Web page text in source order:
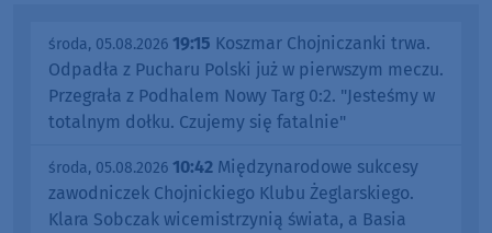
środa, 05.08.2026 19:15 Koszmar Chojniczanki trwa.
Odpadła z Pucharu Polski już w pierwszym meczu.
Przegrała z Podhalem Nowy Targ 0:2. "Jesteśmy w
totalnym dołku. Czujemy się fatalnie"
środa, 05.08.2026 10:42 Międzynarodowe sukcesy
zawodniczek Chojnickiego Klubu Żeglarskiego.
Klara Sobczak wicemistrzynią świata, a Basia